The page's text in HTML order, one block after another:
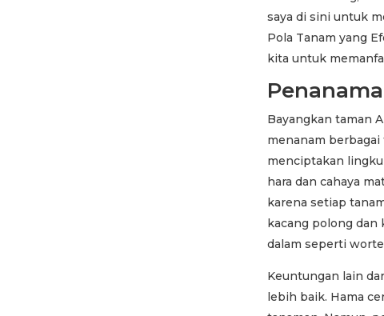
saya di sini untuk
Pola Tanam yang
kita untuk
Bayangkan taman
menanam berbagai
menciptakan
hara dan cahaya
karena setiap
kacang polong
dalam seperti
Keuntungan lain
lebih baik. Hama